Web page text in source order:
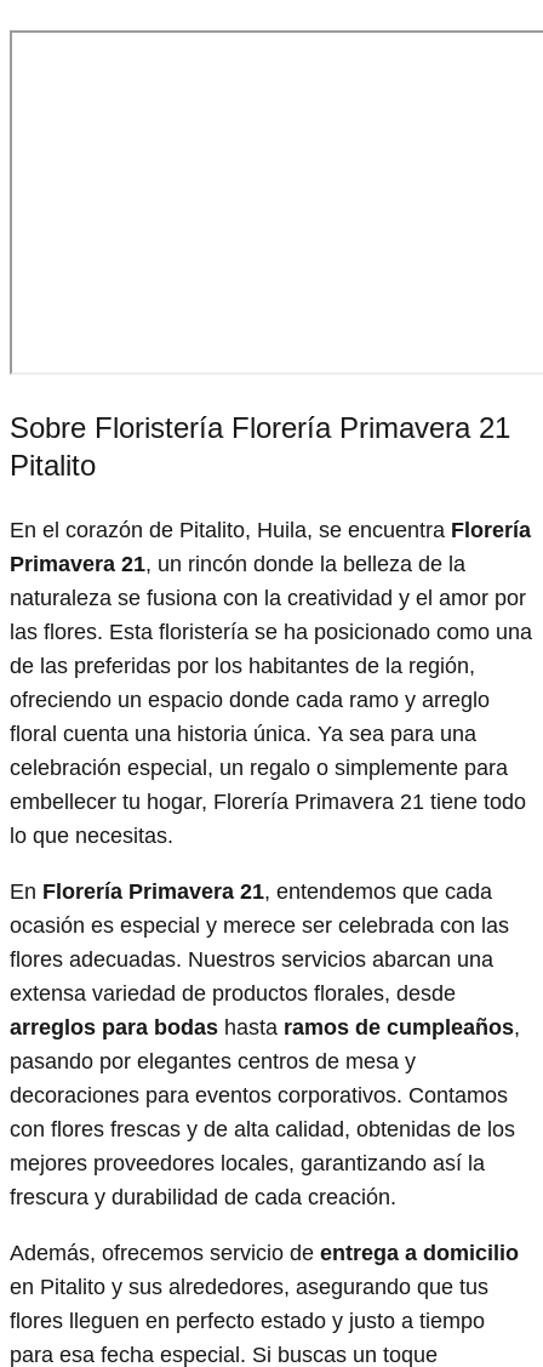
Sobre Floristería Florería Primavera 21
Pitalito
En el corazón de Pitalito, Huila, se encuentra Florería
Primavera 21, un rincón donde la belleza de la
naturaleza se fusiona con la creatividad y el amor por
las flores. Esta floristería se ha posicionado como una
de las preferidas por los habitantes de la región,
ofreciendo un espacio donde cada ramo y arreglo
floral cuenta una historia única. Ya sea para una
celebración especial, un regalo o simplemente para
embellecer tu hogar, Florería Primavera 21 tiene todo
lo que necesitas.
En Florería Primavera 21, entendemos que cada
ocasión es especial y merece ser celebrada con las
flores adecuadas. Nuestros servicios abarcan una
extensa variedad de productos florales, desde
arreglos para bodas hasta ramos de cumpleaños,
pasando por elegantes centros de mesa y
decoraciones para eventos corporativos. Contamos
con flores frescas y de alta calidad, obtenidas de los
mejores proveedores locales, garantizando así la
frescura y durabilidad de cada creación.
Además, ofrecemos servicio de entrega a domicilio
en Pitalito y sus alrededores, asegurando que tus
flores lleguen en perfecto estado y justo a tiempo
para esa fecha especial. Si buscas un toque